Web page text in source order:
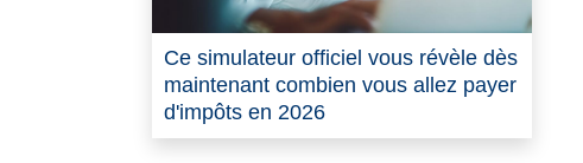
Ce simulateur officiel vous révèle dès
maintenant combien vous allez payer
d'impôts en 2026